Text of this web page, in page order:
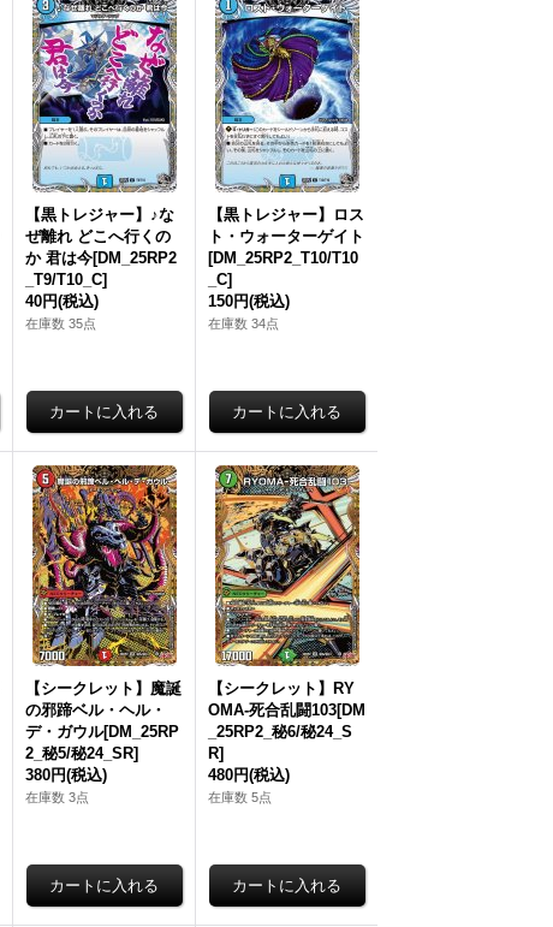
【黒トレジャー】♪な
ぜ離れ どこへ行くの
か 君は今[DM_25RP2
_T9/T10_C]
40円(税込)
在庫数 35点
【黒トレジャー】ロス
ト・ウォーターゲイト
[DM_25RP2_T10/T10
_C]
150円(税込)
在庫数 34点
【シークレット】魔誕
の邪蹄ベル・ヘル・
デ・ガウル[DM_25RP
2_秘5/秘24_SR]
380円(税込)
在庫数 3点
【シークレット】RY
OMA-死合乱闘103[DM
_25RP2_秘6/秘24_S
R]
480円(税込)
在庫数 5点